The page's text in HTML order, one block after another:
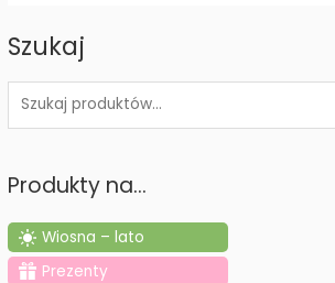
Szukaj
z
k
j
Produkty na…
Wiosna – lato
Prezenty
Jak
olejki
do
tatuaży
o
żeby
Twój